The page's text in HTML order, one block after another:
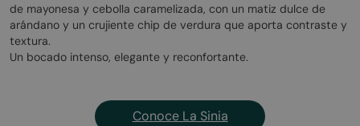
de mayonesa y cebolla caramelizada, con un matiz dulce de
arándano y un crujiente chip de verdura que aporta contraste y
textura.
Un bocado intenso, elegante y reconfortante.
Conoce La Sinia